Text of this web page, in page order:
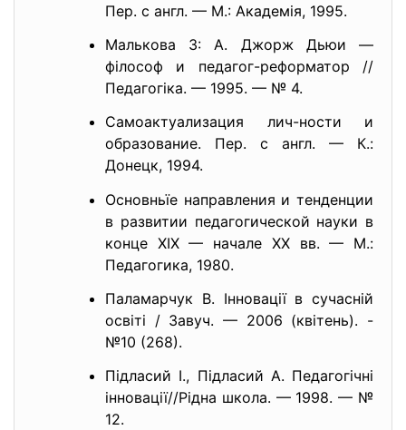
Пер. с англ. — М.: Академія, 1995.
Малькова 3: А. Джорж Дьюи —
філософ и педагог-реформатор //
Педагогіка. — 1995. — № 4.
Самоактуализация лич-ности и
образование. Пер. с англ. — К.:
Донецк, 1994.
Основньїе направления и тенденции
в развитии педагогической науки в
конце XIX — начале XX вв. — М.:
Педагогика, 1980.
Паламарчук В. Інновації в сучасній
освіті / Завуч. — 2006 (квітень). -
№10 (268).
Підласий І., Підласий А. Педагогічні
інновації//Рідна школа. — 1998. — №
12.